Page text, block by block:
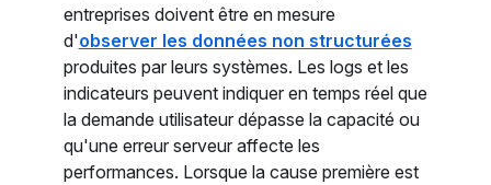
entreprises doivent être en mesure
d'observer les données non structurées
produites par leurs systèmes. Les logs et les
indicateurs peuvent indiquer en temps réel que
la demande utilisateur dépasse la capacité ou
qu'une erreur serveur affecte les
performances. Lorsque la cause première est